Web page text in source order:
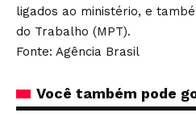
ligados ao ministério, e
do Trabalho (MPT).
Fonte: Agência Brasil
Você também pode